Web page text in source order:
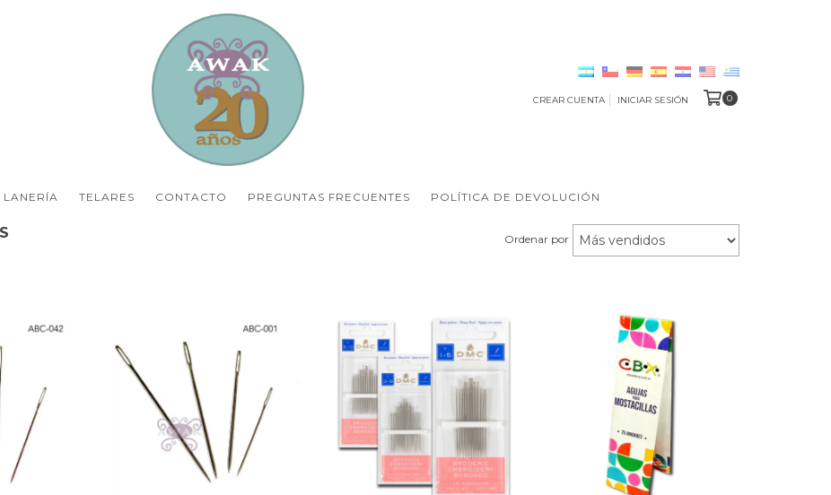
CREAR CUENTA INICIAR SESIÓN 0
LANERÍA TELARES CONTACTO PREGUNTAS FRECUENTES POLÍTICA DE DEVOLUCIÓN
Ordenar por